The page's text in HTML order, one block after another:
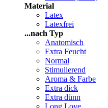
Material
Latex
Latexfrei
...nach Typ
Anatomisch
Extra Feucht
Normal
Stimulierend
Aroma & Farbe
Extra dick
Extra dünn
Long Love